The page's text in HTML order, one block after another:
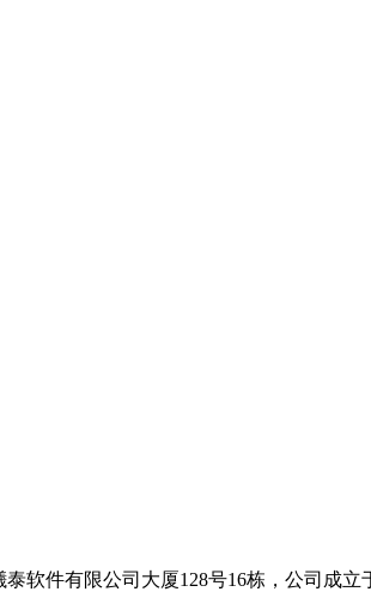
软件有限公司大厦128号16栋，公司成立